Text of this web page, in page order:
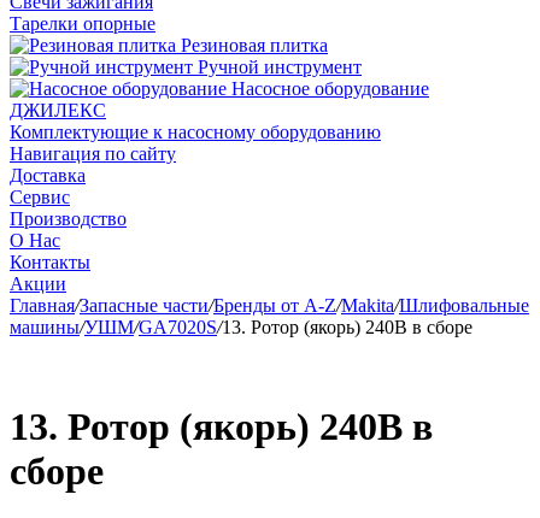
Тарелки опорные
Резиновая плитка
Ручной инструмент
Насосное оборудование
ДЖИЛЕКС
Комплектующие к насосному оборудованию
Навигация по сайту
Доставка
Сервис
Производство
О Нас
Контакты
Акции
Главная/Запасные части/Бренды от A-Z/Makita/Шлифовальные
машины/УШМ/GA7020S/13. Ротор (якорь) 240В в сборе
13. Ротор (якорь) 240В в
сборе